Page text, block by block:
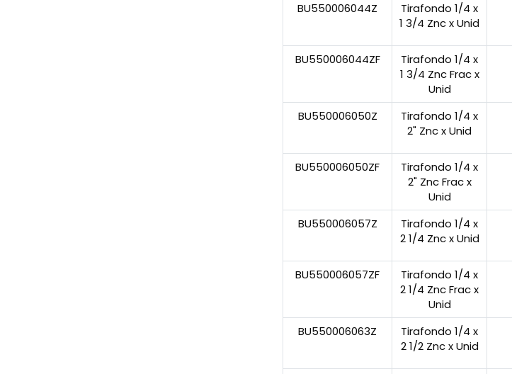
BU550006044Z
Tirafondo 1/4 x
1 3/4 Znc x Unid
BU550006044ZF
Tirafondo 1/4 x
1 3/4 Znc Frac x
Unid
BU550006050Z
Tirafondo 1/4 x
2" Znc x Unid
BU550006050ZF
Tirafondo 1/4 x
2" Znc Frac x
Unid
BU550006057Z
Tirafondo 1/4 x
2 1/4 Znc x Unid
BU550006057ZF
Tirafondo 1/4 x
2 1/4 Znc Frac x
Unid
BU550006063Z
Tirafondo 1/4 x
2 1/2 Znc x Unid